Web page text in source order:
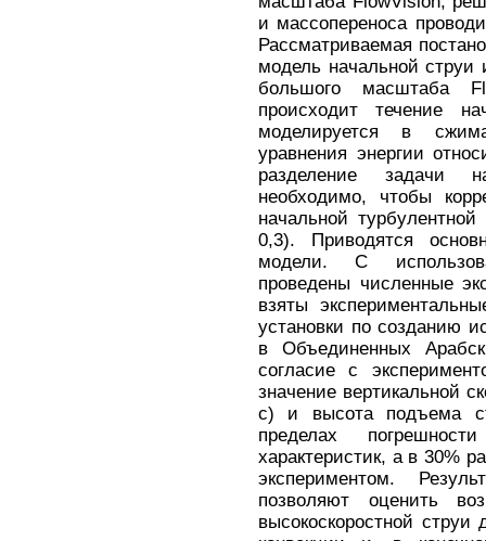
и массопереноса
Рассматриваемая
модель начальной струи
большого масштаба
происходит течение
моделируется в
уравнения энергии
разделение задачи
необходимо, чтобы
начальной
0,3). Приводятся
модели. С
проведены численные
взяты
установки по созданию
в Объединенных
согласие с
значение вертикальной
с) и высота подъема
пределах
характеристик, а в 30%
экспериментом.
позволяют оценить
высокоскоростной струи